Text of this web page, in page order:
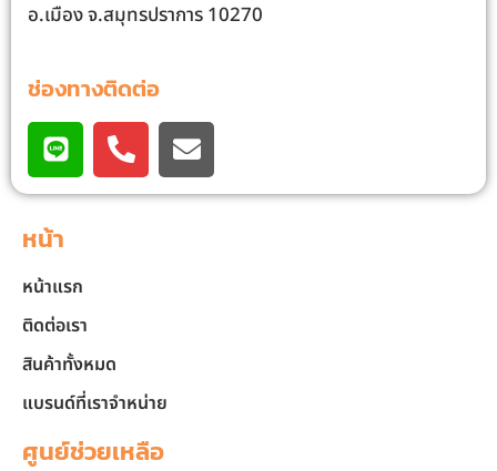
อ.เมือง จ.สมุทรปราการ 10270
ช่องทางติดต่อ
หน้า
หน้าแรก
ติดต่อเรา
สินค้าทั้งหมด
แบรนด์ที่เราจำหน่าย
ศูนย์ช่วยเหลือ